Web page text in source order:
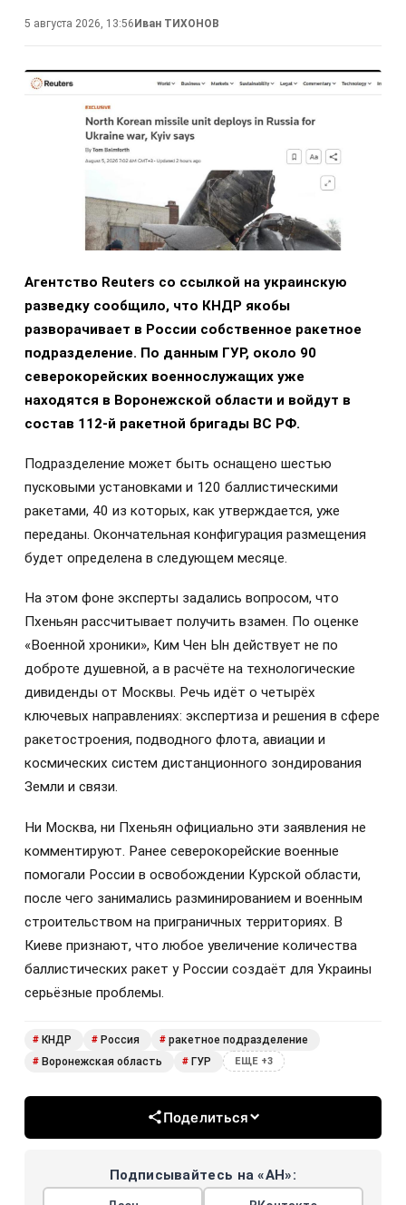
5 августа 2026, 13:56Иван ТИХОНОВ
Агентство Reuters со ссылкой на украинскую
разведку сообщило, что КНДР якобы
разворачивает в России собственное ракетное
подразделение. По данным ГУР, около 90
северокорейских военнослужащих уже
находятся в Воронежской области и войдут в
состав 112-й ракетной бригады ВС РФ.
Подразделение может быть оснащено шестью
пусковыми установками и 120 баллистическими
ракетами, 40 из которых, как утверждается, уже
переданы. Окончательная конфигурация размещения
будет определена в следующем месяце.
На этом фоне эксперты задались вопросом, что
Пхеньян рассчитывает получить взамен. По оценке
«Военной хроники», Ким Чен Ын действует не по
доброте душевной, а в расчёте на технологические
дивиденды от Москвы. Речь идёт о четырёх
ключевых направлениях: экспертиза и решения в сфере
ракетостроения, подводного флота, авиации и
космических систем дистанционного зондирования
Земли и связи.
Ни Москва, ни Пхеньян официально эти заявления не
комментируют. Ранее северокорейские военные
помогали России в освобождении Курской области,
после чего занимались разминированием и военным
строительством на приграничных территориях. В
Киеве признают, что любое увеличение количества
баллистических ракет у России создаёт для Украины
серьёзные проблемы.
# КНДР # Россия # ракетное подразделение
# Воронежская область # ГУР ЕЩЕ +3
Поделиться
Подписывайтесь на «АН»: